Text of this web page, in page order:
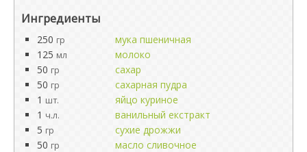
Ингредиенты
250 гр
мука пшеничная
125 мл
молоко
50 гр
сахар
50 гр
сахарная пудра
1 шт.
яйцо куриное
1 ч.л.
ванильный екстракт
5 гр
сухие дрожжи
50 гр
масло сливочное